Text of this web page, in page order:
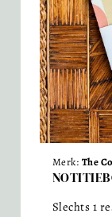
Merk: The
Slechts 1